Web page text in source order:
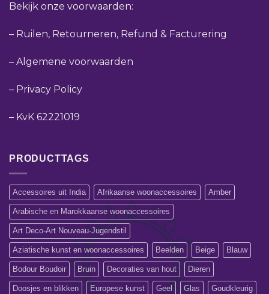
Bekijk onze voorwaarden:
– Ruilen, Retourneren, Refund & Facturering
– Algemene voorwaarden
– Privacy Policy
– KvK 62221019
PRODUCTTAGS
Accessoires uit India Afrikaanse woonaccessoires Amber
Arabische en Marokkaanse woonaccessoires
Art Deco-Art Nouveau-Jugendstil
Aziatische kunst en woonaccessoires Beelden Beige Blauw
Bodour Boudoir Bruin Decoraties van hout Dieren
Doosjes en blikken Europese kunst Geel Glas Goudkleurig